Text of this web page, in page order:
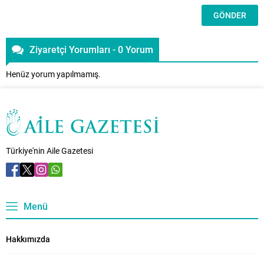
Ziyaretçi Yorumları - 0 Yorum
Henüz yorum yapılmamış.
Türkiye'nin Aile Gazetesi
Menü
Hakkımızda